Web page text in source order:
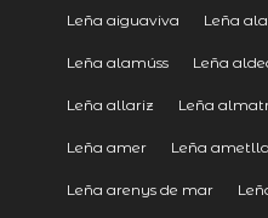
Leña aiguaviva Leña
Leña alamúss Leña
Leña allariz Leña
Leña amer Leña
Leña arenys de mar